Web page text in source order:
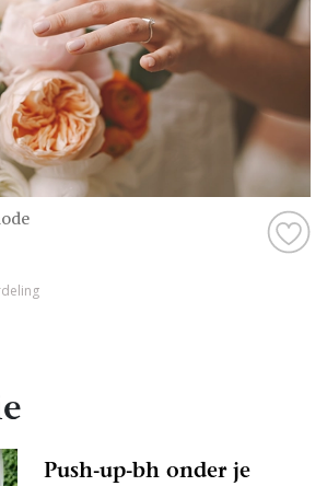
Push-up-bh onder je